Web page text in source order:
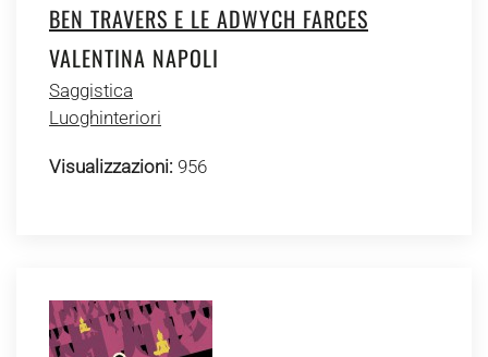
BEN TRAVERS E LE ADWYCH FARCES
VALENTINA NAPOLI
Saggistica
Luoghinteriori
Visualizzazioni: 956